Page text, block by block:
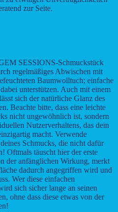
zur Seite.
SESSIONS-Schmuckstück
regelmäßiges Abwischen mit
Baumwolltuch; einfache
unterstützen. Auch mit einem
sich der natürliche Glanz des
Beachte bitte, dass eine leichte
nicht ungewöhnlich ist, sondern
Nutzerverhaltens, das dein
macht. Verwende
Schmucks, die nicht dafür
Oftmals täuscht hier der erste
der anfänglichen Wirkung, merkt
dadurch angegriffen wird und
Wer diese einfachen
sich sicher lange an seinen
ohne dass diese etwas von der